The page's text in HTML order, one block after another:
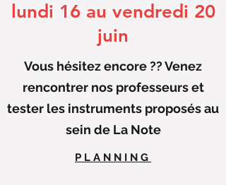
lundi 16 au vendredi 20
juin
Vous hésitez encore ?? Venez
rencontrer nos professeurs et
tester les instruments proposés au
sein de La Note
P L A N N I N G